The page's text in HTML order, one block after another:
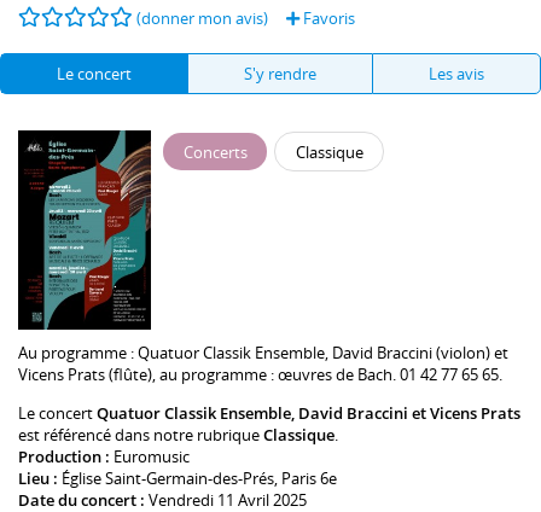
(donner mon avis) Favoris
Le concert S'y rendre Les avis
Concerts Classique
Au programme :Quatuor Classik Ensemble David Braccini(violon) et
Vicens Prats(flûte), au programme : œuvres de Bach. 01 42 77 65 65.
Le concertQuatuor Classik Ensemble, David Braccini et Vicens Prats
est référencé dans notre rubriqueClassique.
Production : Euromusic
Lieu : Église Saint-Germain-des-Prés, Paris 6e
Date du concert : Vendredi 11 Avril 2025